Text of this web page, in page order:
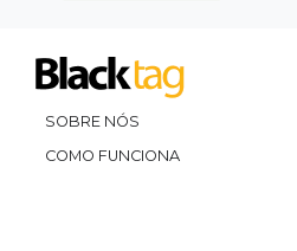
SOBRE NÓS
COMO FUNCIONA